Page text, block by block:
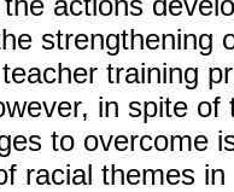
strengthening
training
in spite
to overcome
racial themes